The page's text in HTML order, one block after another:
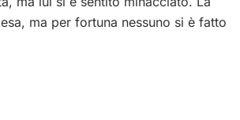
ma per fortuna nessuno si è fatto